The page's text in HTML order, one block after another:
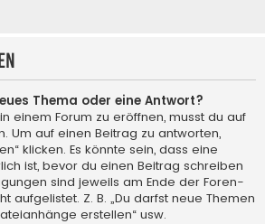
Thema oder eine Antwort?
einem Forum zu eröffnen, musst du auf
Um auf einen Beitrag zu antworten,
klicken. Es könnte sein, dass eine
ist, bevor du einen Beitrag schreiben
sind jeweils am Ende der Foren-
aufgelistet. Z. B. „Du darfst neue Themen
erstellen“ usw.